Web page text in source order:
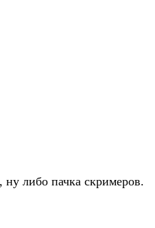
ну либо пачка скримеров.